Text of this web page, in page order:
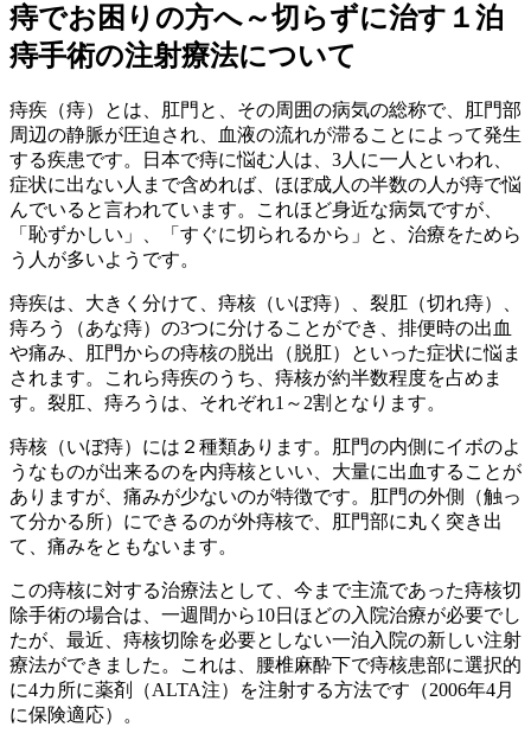
痔でお困りの方へ～切らずに治す１泊
痔手術の注射療法について
痔疾（痔）とは、肛門と、その周囲の病気の総称で、肛門部
周辺の静脈が圧迫され、血液の流れが滞ることによって発生
する疾患です。日本で痔に悩む人は、3人に一人といわれ、
症状に出ない人まで含めれば、ほぼ成人の半数の人が痔で悩
んでいると言われています。これほど身近な病気ですが、
「恥ずかしい」、「すぐに切られるから」と、治療をためら
う人が多いようです。
痔疾は、大きく分けて、痔核（いぼ痔）、裂肛（切れ痔）、
痔ろう（あな痔）の3つに分けることができ、排便時の出血
や痛み、肛門からの痔核の脱出（脱肛）といった症状に悩ま
されます。これら痔疾のうち、痔核が約半数程度を占めま
す。裂肛、痔ろうは、それぞれ1～2割となります。
痔核（いぼ痔）には２種類あります。肛門の内側にイボのよ
うなものが出来るのを内痔核といい、大量に出血することが
ありますが、痛みが少ないのが特徴です。肛門の外側（触っ
て分かる所）にできるのが外痔核で、肛門部に丸く突き出
て、痛みをともないます。
この痔核に対する治療法として、今まで主流であった痔核切
除手術の場合は、一週間から10日ほどの入院治療が必要でし
たが、最近、痔核切除を必要としない一泊入院の新しい注射
療法ができました。これは、腰椎麻酔下で痔核患部に選択的
に4カ所に薬剤（ALTA注）を注射する方法です（2006年4月
に保険適応）。